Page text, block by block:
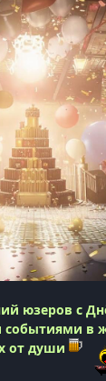
юзеров с
в
от души